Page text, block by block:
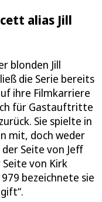
alias Jill
blonden Jill
die Serie bereits
ihre Filmkarriere
für Gastauftritte
Sie spielte in
mit, doch weder
Seite von Jeff
Seite von Kirk
bezeichnete sie